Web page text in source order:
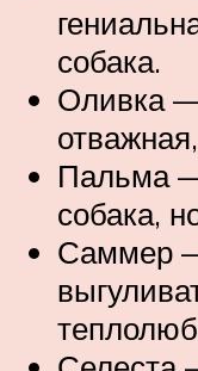
собака.
Оливка —
Пальма
собака,
Саммер